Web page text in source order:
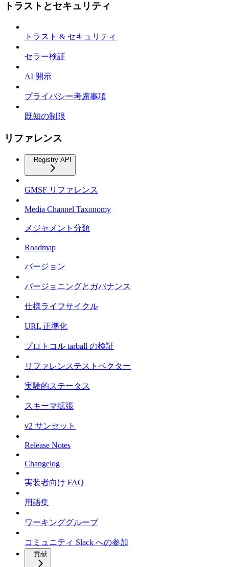
トラストとセキュリティ
トラスト & セキュリティ
セラー検証
AI 開示
プライバシー考慮事項
既知の制限
リファレンス
Registry API
GMSF リファレンス
Media Channel Taxonomy
メジャメント分類
Roadmap
バージョン
バージョニングとガバナンス
仕様ライフサイクル
URL 正準化
プロトコル tarball の検証
リファレンステストベクター
実験的ステータス
スキーマ拡張
v2 サンセット
Release Notes
Changelog
実装者向け FAQ
用語集
ワーキンググループ
コミュニティ Slack への参加
貢献